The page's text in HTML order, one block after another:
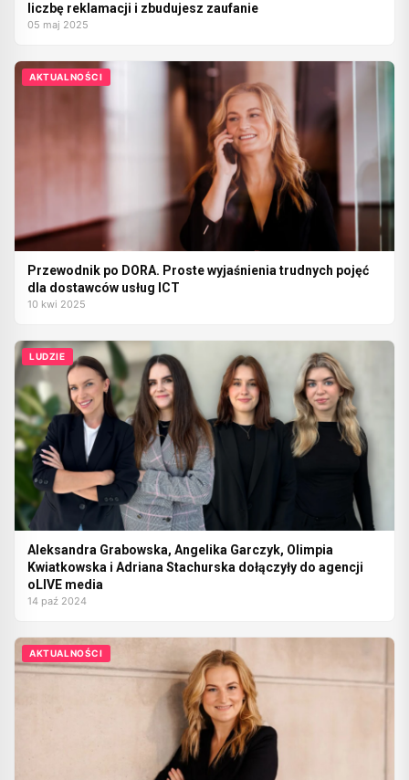
liczbę reklamacji i zbudujesz zaufanie
05 maj 2025
AKTUALNOŚCI
Przewodnik po DORA. Proste wyjaśnienia trudnych pojęć
dla dostawców usług ICT
10 kwi 2025
LUDZIE
Aleksandra Grabowska, Angelika Garczyk, Olimpia
Kwiatkowska i Adriana Stachurska dołączyły do agencji
oLIVE media
14 paź 2024
AKTUALNOŚCI